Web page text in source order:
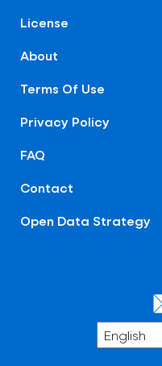
License
About
Terms Of Use
Privacy Policy
FAQ
Contact
Open Data Strategy